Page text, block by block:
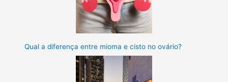
Qual a diferença entre mioma e cisto no ovário?